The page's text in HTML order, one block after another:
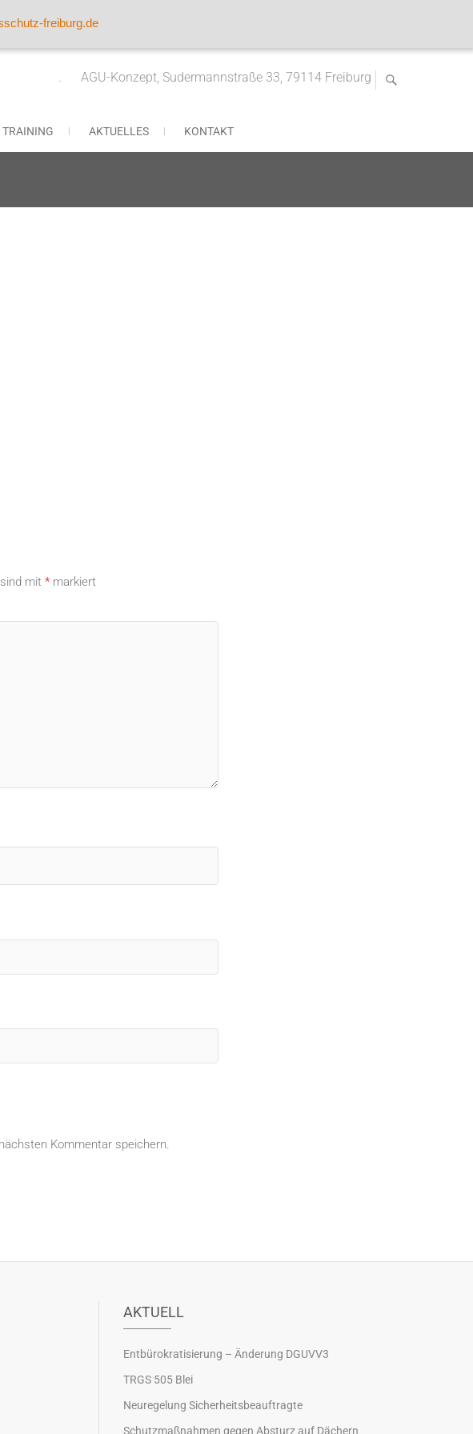
freiburg.de
. AGU-Konzept, Sudermannstraße 33, 79114 Freiburg
TRAINING AKTUELLES KONTAKT
mit * markiert
Kommentar speichern.
AKTUELL
Entbürokratisierung – Änderung DGUVV3
TRGS 505 Blei
Neuregelung Sicherheitsbeauftragte
Schutzmaßnahmen gegen Absturz auf Dächern